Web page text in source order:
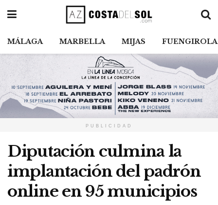
MÁLAGA MARBELLA MIJAS FUENGIROLA
PUBLICIDAD
Diputación culmina la
implantación del padrón
online en 95 municipios